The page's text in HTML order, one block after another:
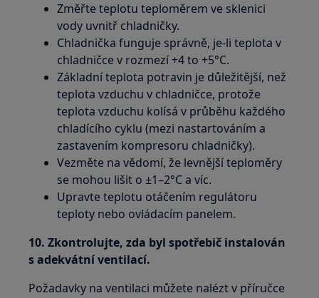
Změřte teplotu teploměrem ve sklenici
vody uvnitř chladničky.
Chladnička funguje správně, je-li teplota v
chladničce v rozmezí +4 to +5°C.
Základní teplota potravin je důležitější, než
teplota vzduchu v chladničce, protože
teplota vzduchu kolísá v průběhu každého
chladícího cyklu (mezi nastartováním a
zastavením kompresoru chladničky).
Vezměte na vědomí, že levnější teploměry
se mohou lišit o ±1–2°C a víc.
Upravte teplotu otáčením regulátoru
teploty nebo ovládacím panelem.
10. Zkontrolujte, zda byl spotřebič instalován
s adekvátní ventilací.
Požadavky na ventilaci můžete nalézt v příručce